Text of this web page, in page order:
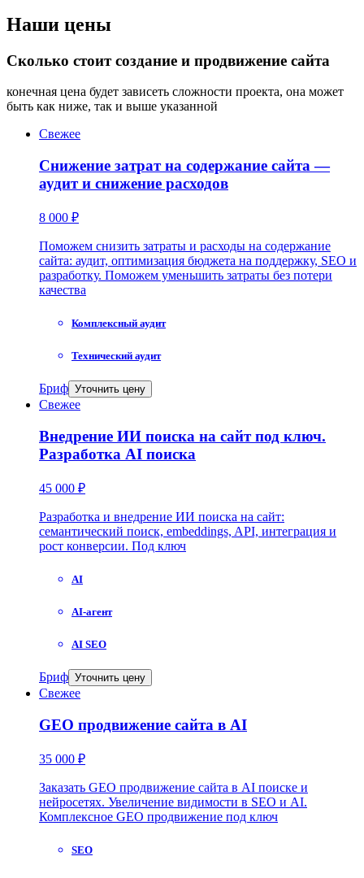
Наши цены
Сколько стоит создание и продвижение сайта
конечная цена будет зависеть сложности проекта, она может
быть как ниже, так и выше указанной
Свежее
Снижение затрат на содержание сайта —
аудит и снижение расходов
8 000 ₽
Поможем снизить затраты и расходы на содержание
сайта: аудит, оптимизация бюджета на поддержку, SEO и
разработку. Поможем уменьшить затраты без потери
качества
Комплексный аудит
Технический аудит
Бриф Уточнить цену
Свежее
Внедрение ИИ поиска на сайт под ключ.
Разработка AI поиска
45 000 ₽
Разработка и внедрение ИИ поиска на сайт:
семантический поиск, embeddings, API, интеграция и
рост конверсии. Под ключ
AI
AI-агент
AI SEO
Бриф Уточнить цену
Свежее
GEO продвижение сайта в AI
35 000 ₽
Заказать GEO продвижение сайта в AI поиске и
нейросетях. Увеличение видимости в SEO и AI.
Комплексное GEO продвижение под ключ
SEO